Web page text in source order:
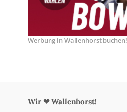
Werbung in Wallenhorst buchen!
Wir ❤ Wallenhorst!